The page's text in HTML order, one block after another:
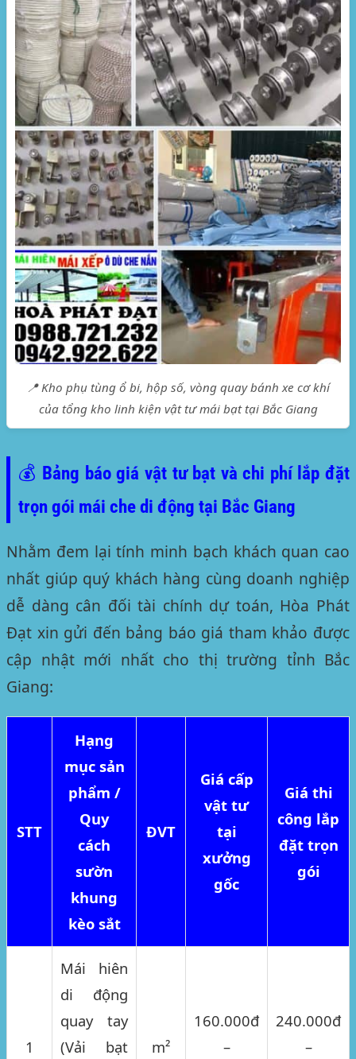
📍 Kho phụ tùng ổ bi, hộp số, vòng quay bánh xe cơ khí
của tổng kho linh kiện vật tư mái bạt tại Bắc Giang
💰 Bảng báo giá vật tư bạt và chi phí lắp đặt
trọn gói mái che di động tại Bắc Giang
Nhằm đem lại tính minh bạch khách quan cao
nhất giúp quý khách hàng cùng doanh nghiệp
dễ dàng cân đối tài chính dự toán, Hòa Phát
Đạt xin gửi đến bảng báo giá tham khảo được
cập nhật mới nhất cho thị trường tỉnh Bắc
Giang:
STT
Hạng
mục sản
phẩm /
Quy
cách
sườn
khung
kèo sắt
ĐVT
Giá cấp
vật tư
tại
xưởng
gốc
Giá thi
công lắp
đặt trọn
gói
1
Mái hiên
di động
quay tay
(Vải bạt
m²
160.000đ
–
240.000đ
–